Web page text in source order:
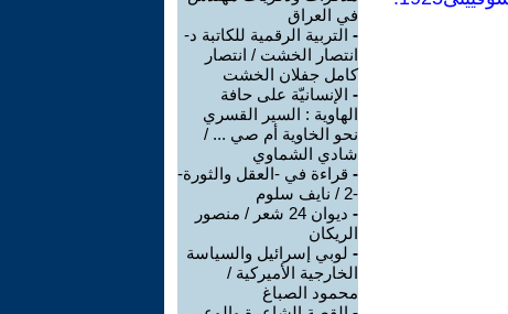
في العراق
- التربية الرقمية للكاتبة د-
انتصار الخشت / انتصار
كامل جفلان الخشت
- الإنسانيّة على حافة
الهاوية : السير القسري
نحو الخاوية أم صي ... /
شادي الشماوي
- قراءة في -العقل والثورة-
-2 / نايف سلوم
-
ديوان 24 شعر / منصور
الريكان
- لوبي إسرائيل والسياسة
الخارجية الأميركية /
محمود الصباغ